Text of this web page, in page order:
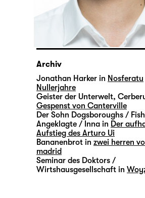
Archiv
Jonathan Harker in Nosferatu
Nullerjahre
Geister der Unterwelt,
Gespenst von Canterville
Der Sohn Dogsboroughs /
Angeklagte / Inna in Der
Aufstieg des Arturo Ui
Bananenbrot in zwei herren
madrid
Seminar des Doktors /
Wirtshausgesellschaft in